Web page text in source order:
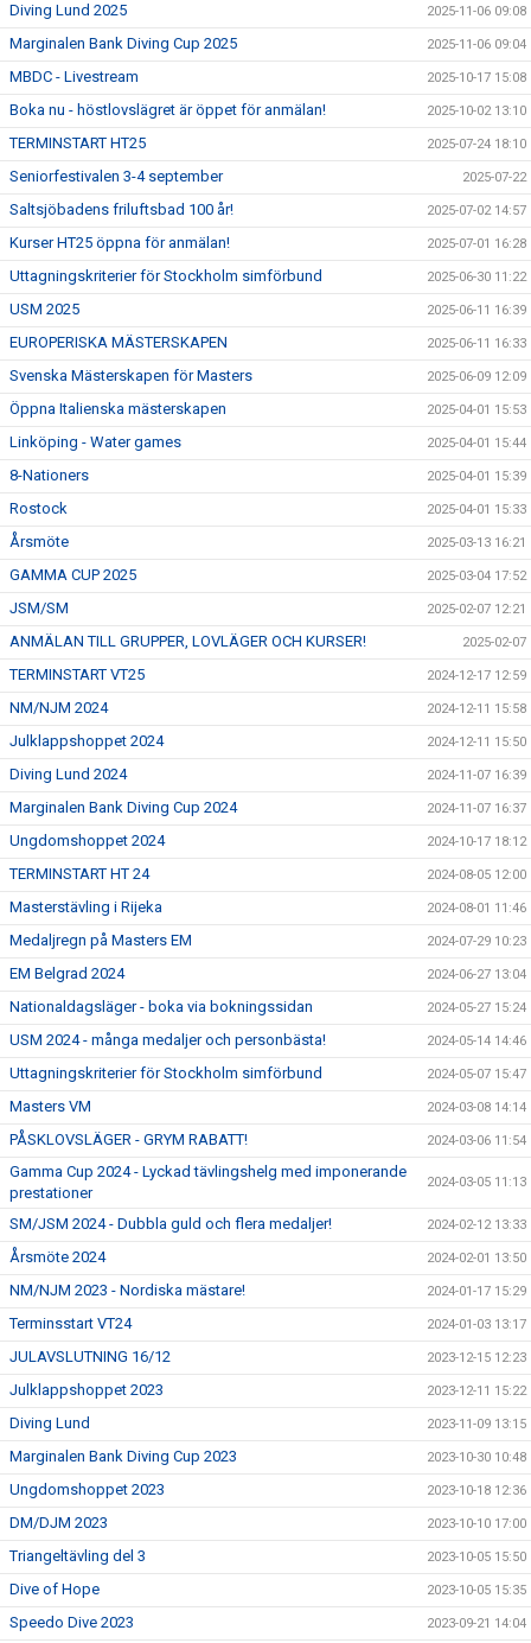
Diving Lund 2025 2025-11-06 09:08
Marginalen Bank Diving Cup 2025 2025-11-06 09:04
MBDC - Livestream 2025-10-17 15:08
Boka nu - höstlovslägret är öppet för anmälan! 2025-10-02 13:10
TERMINSTART HT25 2025-07-24 18:10
Seniorfestivalen 3-4 september 2025-07-22
Saltsjöbadens friluftsbad 100 år! 2025-07-02 14:57
Kurser HT25 öppna för anmälan! 2025-07-01 16:28
Uttagningskriterier för Stockholm simförbund 2025-06-30 11:22
USM 2025 2025-06-11 16:39
EUROPERISKA MÄSTERSKAPEN 2025-06-11 16:33
Svenska Mästerskapen för Masters 2025-06-09 12:09
Öppna Italienska mästerskapen 2025-04-01 15:53
Linköping - Water games 2025-04-01 15:44
8-Nationers 2025-04-01 15:39
Rostock 2025-04-01 15:33
Årsmöte 2025-03-13 16:21
GAMMA CUP 2025 2025-03-04 17:52
JSM/SM 2025-02-07 12:21
ANMÄLAN TILL GRUPPER, LOVLÄGER OCH KURSER! 2025-02-07
TERMINSTART VT25 2024-12-17 12:59
NM/NJM 2024 2024-12-11 15:58
Julklappshoppet 2024 2024-12-11 15:50
Diving Lund 2024 2024-11-07 16:39
Marginalen Bank Diving Cup 2024 2024-11-07 16:37
Ungdomshoppet 2024 2024-10-17 18:12
TERMINSTART HT 24 2024-08-05 12:00
Masterstävling i Rijeka 2024-08-01 11:46
Medaljregn på Masters EM 2024-07-29 10:23
EM Belgrad 2024 2024-06-27 13:04
Nationaldagsläger - boka via bokningssidan 2024-05-27 15:24
USM 2024 - många medaljer och personbästa! 2024-05-14 14:46
Uttagningskriterier för Stockholm simförbund 2024-05-07 15:47
Masters VM 2024-03-08 14:14
PÅSKLOVSLÄGER - GRYM RABATT! 2024-03-06 11:54
Gamma Cup 2024 - Lyckad tävlingshelg med imponerande
prestationer
2024-03-05 11:13
SM/JSM 2024 - Dubbla guld och flera medaljer! 2024-02-12 13:33
Årsmöte 2024 2024-02-01 13:50
NM/NJM 2023 - Nordiska mästare! 2024-01-17 15:29
Terminsstart VT24 2024-01-03 13:17
JULAVSLUTNING 16/12 2023-12-15 12:23
Julklappshoppet 2023 2023-12-11 15:22
Diving Lund 2023-11-09 13:15
Marginalen Bank Diving Cup 2023 2023-10-30 10:48
Ungdomshoppet 2023 2023-10-18 12:36
DM/DJM 2023 2023-10-10 17:00
Triangeltävling del 3 2023-10-05 15:50
Dive of Hope 2023-10-05 15:35
Speedo Dive 2023 2023-09-21 14:04